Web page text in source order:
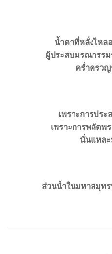
น้ำตาที่หลั่งไหล
ผู้ประสบมรณกรร
ครํ่าครวญ
เพราะการปร
เพราะการพลัดพ
นั่นแหละ
ส่วนน้ำในมหาสมุทร